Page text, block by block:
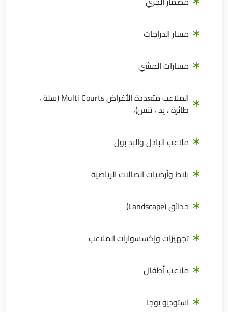
مسار الدراجات
مسارات المشي
الملاعب متعددة الأغراض Multi Courts (سلة ،
طائرة ، يد ، تنس)،
ملاعب البادل والبد بول
بلاط وأرضيات الصالات الرياضية
حدائق (Landscape)
تجهيزات وإكسسوارات الملاعب
ملاعب أطفال
استوديو يوجا